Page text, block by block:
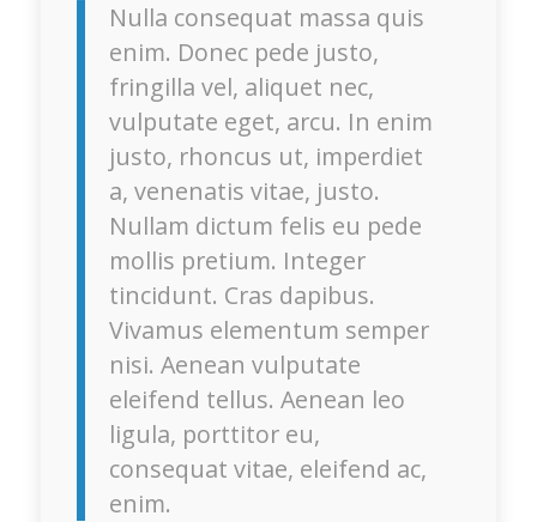
Nulla consequat massa quis
enim. Donec pede justo,
fringilla vel, aliquet nec,
vulputate eget, arcu. In enim
justo, rhoncus ut, imperdiet
a, venenatis vitae, justo.
Nullam dictum felis eu pede
mollis pretium. Integer
tincidunt. Cras dapibus.
Vivamus elementum semper
nisi. Aenean vulputate
eleifend tellus. Aenean leo
ligula, porttitor eu,
consequat vitae, eleifend ac,
enim.